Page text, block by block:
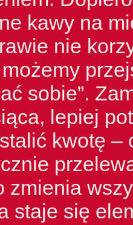
kawy na
nie
sobie”.
lepiej
kwotę
zmienia
staje się